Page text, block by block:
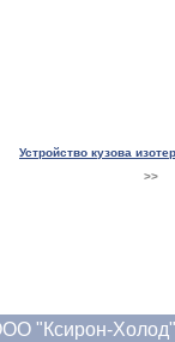
Устройство кузова
>>
"Ксирон-Холод"